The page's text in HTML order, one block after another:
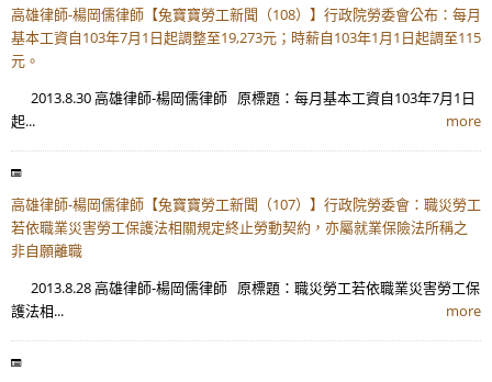
高雄律師-楊岡儒律師【兔寶寶勞工新聞（108）】行政院勞委會公布：每月
基本工資自103年7月1日起調整至19,273元；時薪自103年1月1日起調至115
元。
2013.8.30 高雄律師-楊岡儒律師 原標題：每月基本工資自103年7月1日
起...
more
高雄律師-楊岡儒律師【兔寶寶勞工新聞（107）】行政院勞委會：職災勞工
若依職業災害勞工保護法相關規定終止勞動契約，亦屬就業保險法所稱之
非自願離職
2013.8.28 高雄律師-楊岡儒律師 原標題：職災勞工若依職業災害勞工保
護法相...
more